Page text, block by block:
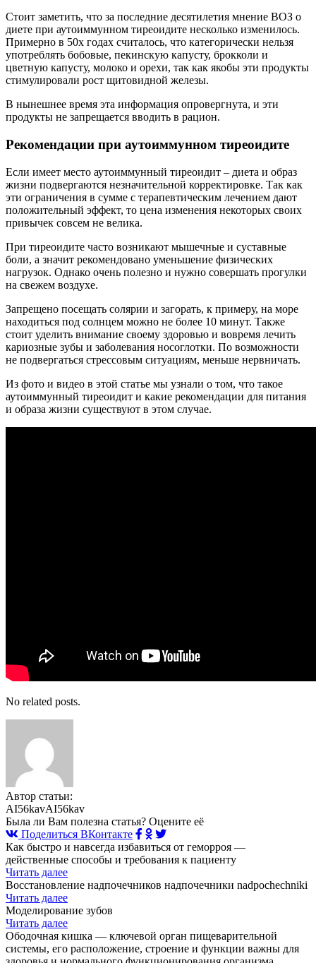
Стоит заметить, что за последние десятилетия мнение ВОЗ о
диете при аутоиммунном тиреоидите несколько изменилось.
Примерно в 50х годах считалось, что категорически нельзя
употреблять бобовые, пекинскую капусту, брокколи и
цветную капусту, молоко и орехи, так как якобы эти продукты
стимулировали рост щитовидной железы.
В нынешнее время эта информация опровергнута, и эти
продукты не запрещается вводить в рацион.
Рекомендации при аутоиммунном тиреоидите
Если имеет место аутоиммунный тиреоидит – диета и образ
жизни подвергаются незначительной корректировке. Так как
эти ограничения в сумме с терапевтическим лечением дают
положительный эффект, то цена изменения некоторых своих
привычек совсем не велика.
При тиреоидите часто возникают мышечные и суставные
боли, а значит рекомендовано уменьшение физических
нагрузок. Однако очень полезно и нужно совершать прогулки
на свежем воздухе.
Запрещено посещать солярии и загорать, к примеру, на море
находиться под солнцем можно не более 10 минут. Также
стоит уделить внимание своему здоровью и вовремя лечить
кариозные зубы и заболевания носоглотки. По возможности
не подвергаться стрессовым ситуациям, меньше нервничать.
Из фото и видео в этой статье мы узнали о том, что такое
аутоиммунный тиреоидит и какие рекомендации для питания
и образа жизни существуют в этом случае.
No related posts.
Автор статьи:
AI56kavAI56kav
Была ли Вам полезна статья? Оцените её
Поделиться ВКонтакте
Как быстро и навсегда избавиться от геморроя —
действенные способы и требования к пациенту
Читать далее
Восстановление надпочечников надпочечники nadpochechniki
Читать далее
Моделирование зубов
Читать далее
Ободочная кишка — ключевой орган пищеварительной
системы, его расположение, строение и функции важны для